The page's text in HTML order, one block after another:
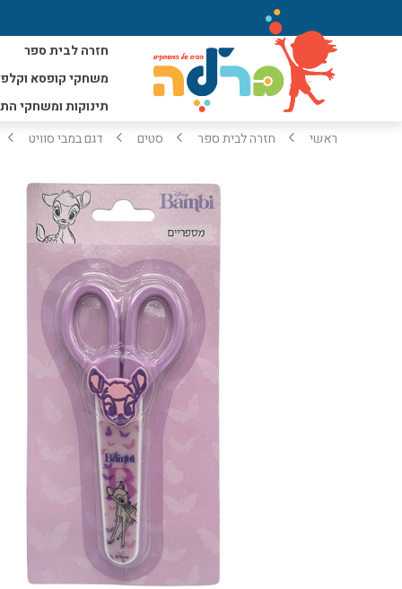
חזרה לבית ספר
משחקי קופסא
תינוקות ומשחקי
ראשי חזרה לבית ספר סטים דגם במבי סוויט